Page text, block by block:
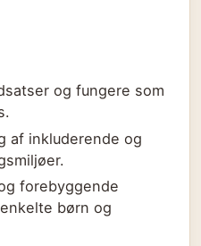
og fungere som
af inkluderende og
forebyggende
børn og